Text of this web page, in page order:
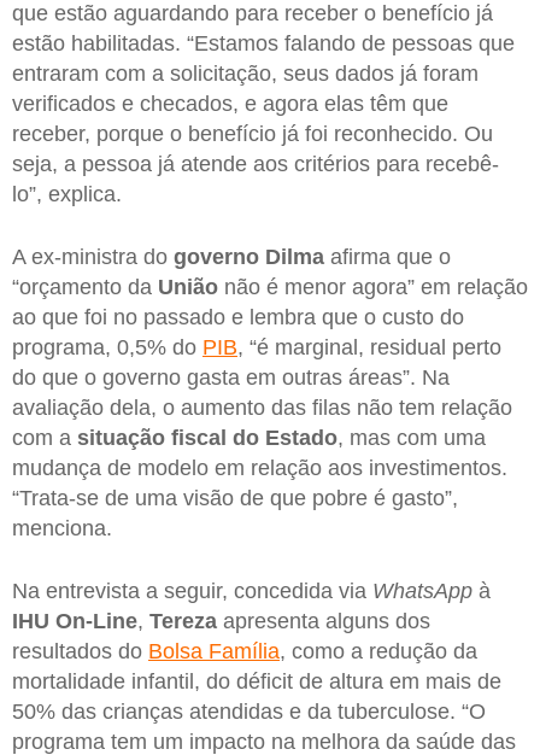
que estão aguardando para receber o benefício já
estão habilitadas. “Estamos falando de pessoas que
entraram com a solicitação, seus dados já foram
verificados e checados, e agora elas têm que
receber, porque o benefício já foi reconhecido. Ou
seja, a pessoa já atende aos critérios para recebê-
lo”, explica.
A ex-ministra do governo Dilma afirma que o
“orçamento da União não é menor agora” em relação
ao que foi no passado e lembra que o custo do
programa, 0,5% do PIB, “é marginal, residual perto
do que o governo gasta em outras áreas”. Na
avaliação dela, o aumento das filas não tem relação
com a situação fiscal do Estado, mas com uma
mudança de modelo em relação aos investimentos.
“Trata-se de uma visão de que pobre é gasto”,
menciona.
Na entrevista a seguir, concedida via WhatsApp à
IHU On-Line, Tereza apresenta alguns dos
resultados do Bolsa Família, como a redução da
mortalidade infantil, do déficit de altura em mais de
50% das crianças atendidas e da tuberculose. “O
programa tem um impacto na melhora da saúde das